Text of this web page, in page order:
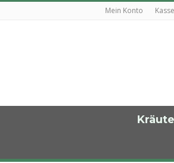
Mein Konto Kasse